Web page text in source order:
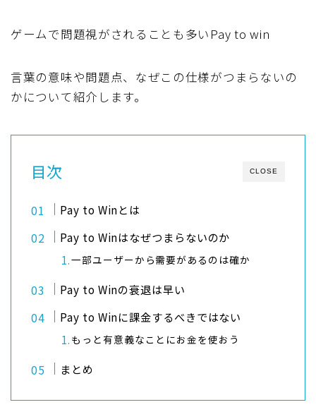
ゲームで問題視がされることも多いPay to win
言葉の意味や問題点、なぜこの仕様がつまらないの
かについて紹介します。
CLOSE
目次
Pay to Winとは
Pay to Winはなぜつまらないのか
一部ユーザーから需要があるのは確か
Pay to Winの衰退は早い
Pay to Winに課金するべきではない
もっと有意義なことにお金を使おう
まとめ